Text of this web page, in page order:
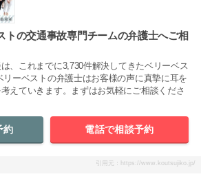
トの交通事故専門チームの弁護士へご相
、これまでに3,730件解決してきたベリーベス
リーベストの弁護士はお客様の声に真摯に耳を
えていきます。まずはお気軽にご相談くださ
約 電話で相談予約
引用元：https://www.koutsujiko.jp/